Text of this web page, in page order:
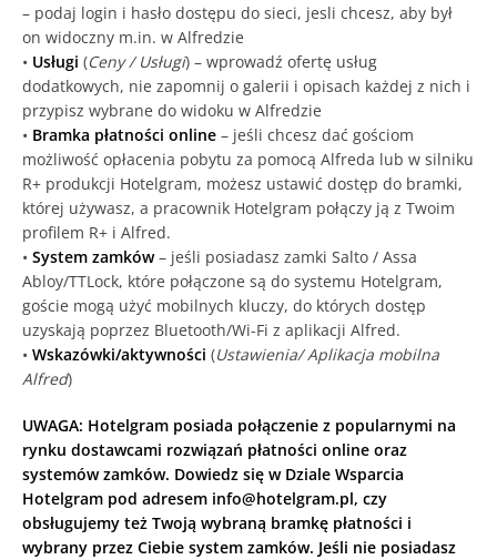
– podaj login i hasło dostępu do sieci, jesli chcesz, aby był
on widoczny m.in. w Alfredzie
• Usługi (Ceny / Usługi) – wprowadź ofertę usług
dodatkowych, nie zapomnij o galerii i opisach każdej z nich i
przypisz wybrane do widoku w Alfredzie
• Bramka płatności online – jeśli chcesz dać gościom
możliwość opłacenia pobytu za pomocą Alfreda lub w silniku
R+ produkcji Hotelgram, możesz ustawić dostęp do bramki,
której używasz, a pracownik Hotelgram połączy ją z Twoim
profilem R+ i Alfred.
• System zamków– jeśli posiadasz zamki Salto / Assa
Abloy/TTLock, które połączone są do systemu Hotelgram,
goście mogą użyć mobilnych kluczy, do których dostęp
uzyskają poprzez Bluetooth/Wi-Fi z aplikacji Alfred.
• Wskazówki/aktywności (Ustawienia/ Aplikacja mobilna
Alfred)
UWAGA: Hotelgram posiada połączenie z popularnymi na
rynku dostawcami rozwiązań płatności online oraz
systemów zamków. Dowiedz się w Dziale Wsparcia
Hotelgram pod adresem info@hotelgram.pl, czy
obsługujemy też Twoją wybraną bramkę płatności i
wybrany przez Ciebie system zamków. Jeśli nie posiadasz